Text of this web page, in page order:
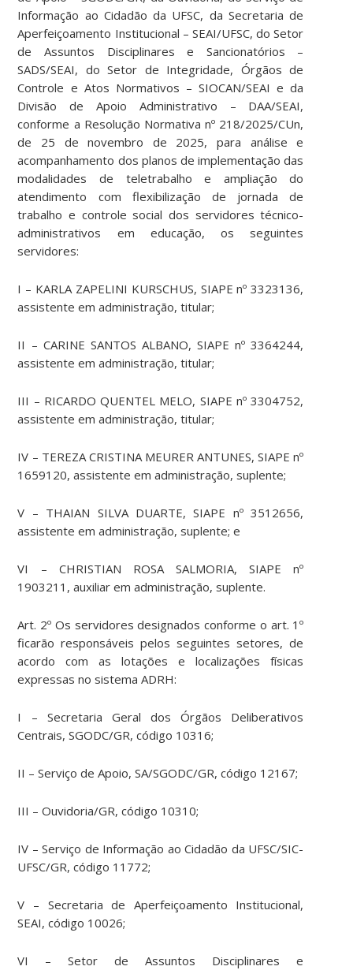
Informação ao Cidadão da UFSC, da Secretaria de
Aperfeiçoamento Institucional – SEAI/UFSC, do Setor
de Assuntos Disciplinares e Sancionatórios –
SADS/SEAI, do Setor de Integridade, Órgãos de
Controle e Atos Normativos – SIOCAN/SEAI e da
Divisão de Apoio Administrativo – DAA/SEAI,
conforme a Resolução Normativa nº 218/2025/CUn,
de 25 de novembro de 2025, para análise e
acompanhamento dos planos de implementação das
modalidades de teletrabalho e ampliação do
atendimento com flexibilização de jornada de
trabalho e controle social dos servidores técnico-
administrativos em educação, os seguintes
servidores:
I – KARLA ZAPELINI KURSCHUS, SIAPE nº 3323136,
assistente em administração, titular;
II – CARINE SANTOS ALBANO, SIAPE nº 3364244,
assistente em administração, titular;
III – RICARDO QUENTEL MELO, SIAPE nº 3304752,
assistente em administração, titular;
IV – TEREZA CRISTINA MEURER ANTUNES, SIAPE nº
1659120, assistente em administração, suplente;
V – THAIAN SILVA DUARTE, SIAPE nº 3512656,
assistente em administração, suplente; e
VI – CHRISTIAN ROSA SALMORIA, SIAPE nº
1903211, auxiliar em administração, suplente.
Art. 2º Os servidores designados conforme o art. 1º
ficarão responsáveis pelos seguintes setores, de
acordo com as lotações e localizações físicas
expressas no sistema ADRH:
I – Secretaria Geral dos Órgãos Deliberativos
Centrais, SGODC/GR, código 10316;
II – Serviço de Apoio, SA/SGODC/GR, código 12167;
III – Ouvidoria/GR, código 10310;
IV – Serviço de Informação ao Cidadão da UFSC/SIC-
UFSC/GR, código 11772;
V – Secretaria de Aperfeiçoamento Institucional,
SEAI, código 10026;
VI – Setor de Assuntos Disciplinares e